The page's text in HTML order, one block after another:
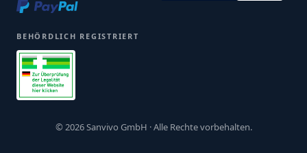
BEHÖRDLICH REGISTRIERT
© 2026 Sanvivo GmbH · Alle Rechte vorbehalten.